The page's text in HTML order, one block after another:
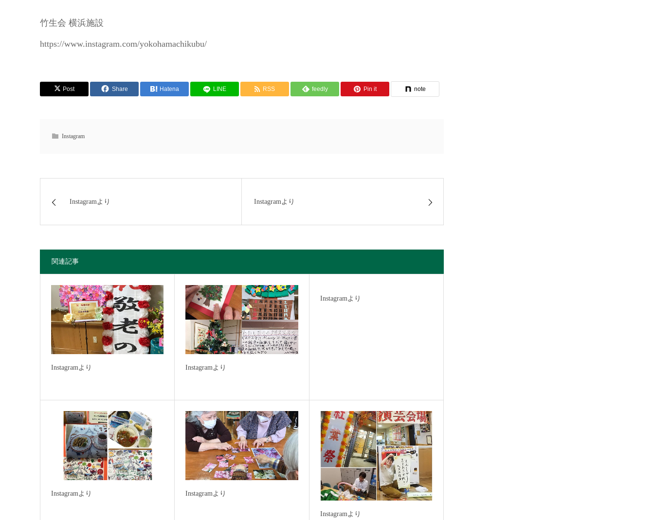
竹生会 横浜施設
https://www.instagram.com/yokohamachikubu/
Post Share Hatena LINE RSS feedly Pin it note
Instagram
Instagramより Instagramより
関連記事
Instagramより Instagramより
Instagramより
Instagramより Instagramより
Instagramより